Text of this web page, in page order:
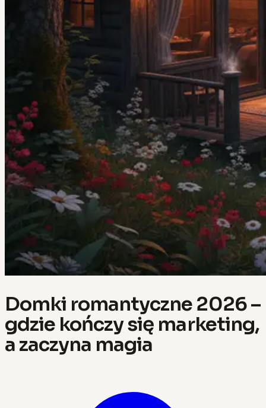
Domki romantyczne 2026 –
gdzie kończy się marketing,
a zaczyna magia